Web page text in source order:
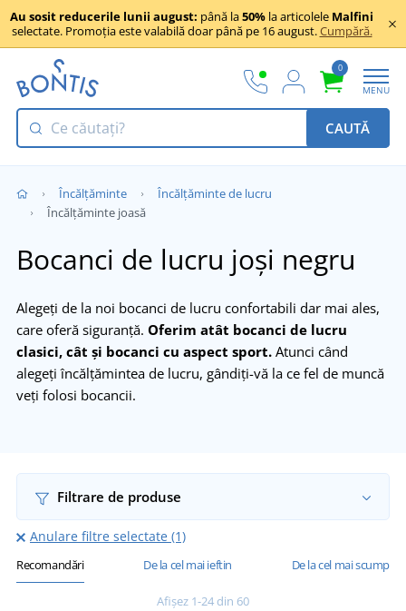
Au sosit reducerile lunii august: până la50% la articolele Malfini
selectate. Promoția este valabilă doar până pe 16 august.Cumpără.
0
MENU
CAUTĂ
Încălţăminte
Încălțăminte de lucru
Încălțăminte joasă
Bocanci de lucru joși negru
Alegeți de la noi bocanci de lucru confortabili dar mai ales,
care oferă siguranță. Oferim atât bocanci de lucru
clasici, cât și bocanci cu aspect sport. Atunci când
alegeți încălțămintea de lucru, gândiți-vă la ce fel de muncă
veți folosi bocancii.
Filtrare de produse
Anulare filtre selectate (1)
Recomandări De la cel mai ieftin De la cel mai scump
Afișez 1-24 din 60